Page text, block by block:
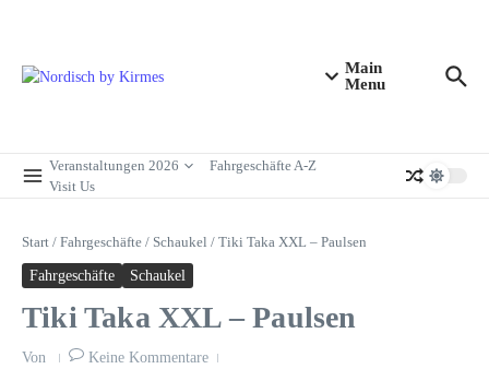
Main
Menu
Veranstaltungen 2026
Fahrgeschäfte A-Z
Visit Us
Start / Fahrgeschäfte / Schaukel / Tiki Taka XXL – Paulsen
Fahrgeschäfte Schaukel
Tiki Taka XXL – Paulsen
Von Keine Kommentare